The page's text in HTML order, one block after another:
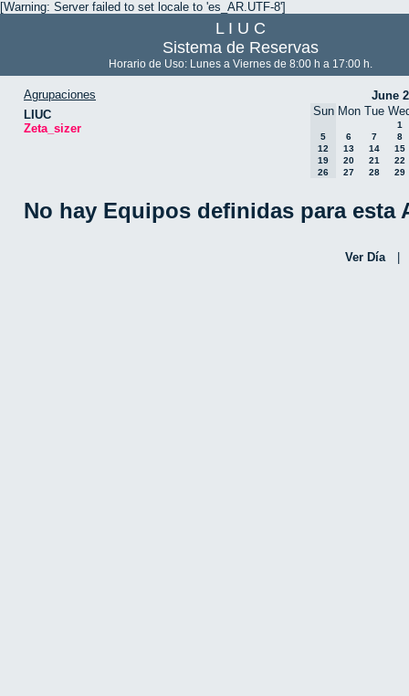
[Warning: Server failed to set locale to 'es_AR.UTF-8']
L I U C
Sistema de Reservas
Horario de Uso: Lunes a Viernes de 8:00 h a 17:00 h.
Agrupaciones
LIUC
Zeta_sizer
June
Sun Mon Tue
1
5
6 7
8
12
13 14
15
19
20 21
22
26
27 28 29
No hay Equipos definidas para esta
Ver Día |